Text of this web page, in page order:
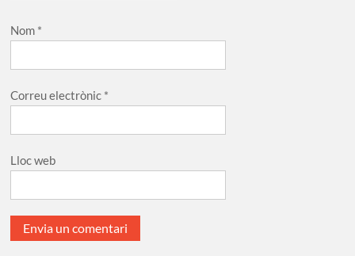
Nom *
Correu electrònic *
Lloc web